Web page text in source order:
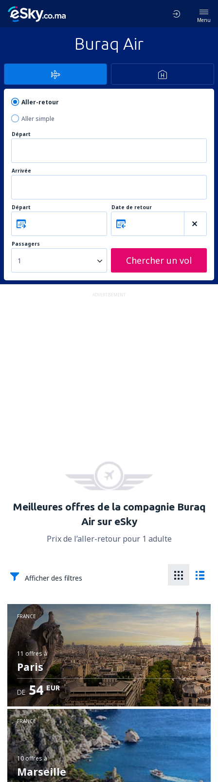
Menu
Buraq Air
Aller-retour
Aller simple
Départ
Arrivée
Départ Date de retour
Passagers
1 Chercher un vol
ADVERTISEMENT
Meilleures offres de la compagnie Buraq
Air sur eSky
Prix de l’aller-retour pour 1 adulte
Afficher des filtres
FRANCE
11 offresà
Paris
DE 54 EUR
FRANCE
10 offres à
Marseille